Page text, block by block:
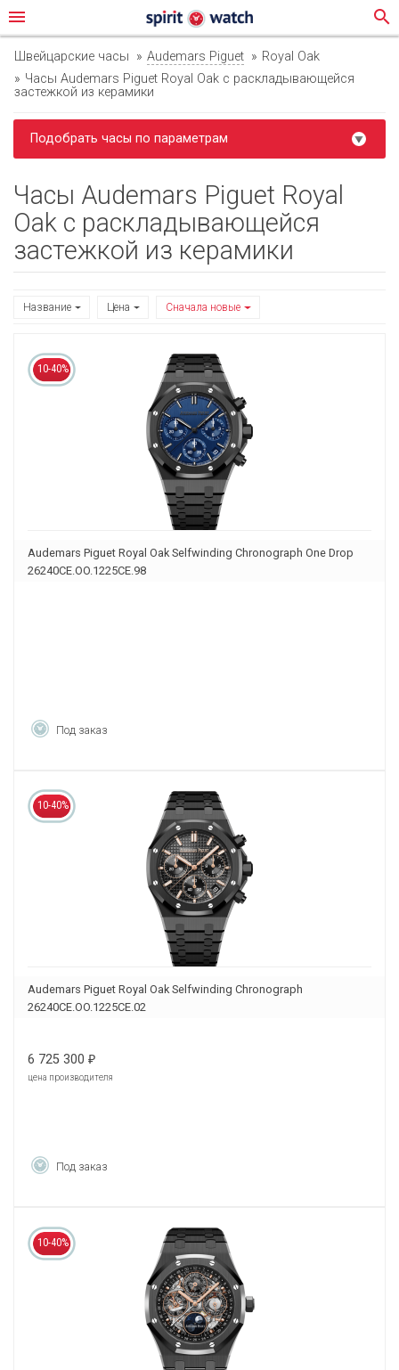
menu search
Швейцарские часы Audemars Piguet
Royal Oak
Часы Audemars Piguet Royal Oak с раскладывающейся
застежкой из керамики
Подобрать часы по параметрам
Часы Audemars Piguet Royal
Oak с раскладывающейся
застежкой из керамики
Название Цена Сначала новые
10-40%
Audemars Piguet Royal Oak Selfwinding Chronograph One Drop
26240CE.OO.1225CE.98
Под заказ
10-40%
Audemars Piguet Royal Oak Selfwinding Chronograph
26240CE.OO.1225CE.02
6 725 300 ₽
цена производителя
Под заказ
10-40%